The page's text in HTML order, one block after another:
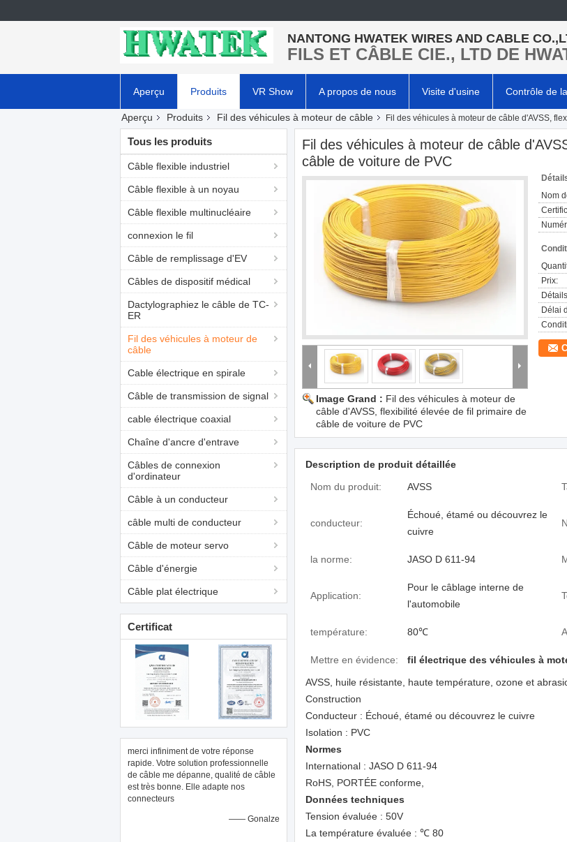
NANTONG HWATEK WIRES AND CABLE
FILS ET CÂBLE CIE., LTD DE
Aperçu Produits VR Show A propos de nous Visite d'usine Contrôle de
Aperçu Produits Fil des véhicules à moteur de câble Fil des véhicules à moteur de câble d'AVSS,
Tous les produits
Câble flexible industriel
Câble flexible à un noyau
Câble flexible multinucléaire
connexion le fil
Câble de remplissage d'EV
Câbles de dispositif médical
Dactylographiez le câble de TC-
ER
Fil des véhicules à moteur de
câble
Cable électrique en spirale
Câble de transmission de signal
cable électrique coaxial
Chaîne d'ancre d'entrave
Câbles de connexion
d'ordinateur
Câble à un conducteur
câble multi de conducteur
Câble de moteur servo
Câble d'énergie
Câble plat électrique
Certificat
merci infiniment de votre réponse
rapide. Votre solution professionnelle
de câble me dépanne, qualité de câble
est très bonne. Elle adapte nos
connecteurs
—— Gonalze
Fil des véhicules à moteur de câble
câble de voiture de PVC
Image Grand : Fil des véhicules à moteur de
câble d'AVSS, flexibilité élevée de fil primaire de
câble de voiture de PVC
Nom
Prix:
Délai
Description de produit détaillée
Nom du produit:
AVSS
conducteur:
Échoué, étamé ou découvrez le
cuivre
la norme: JASO D 611-94
Application:
Pour le câblage interne de
l'automobile
température: 80℃
Mettre en évidence: fil électrique des véhicules à
AVSS, huile résistante, haute température, ozone et
Construction
Conducteur : Échoué, étamé ou découvrez le cuivre
Isolation : PVC
Normes
International : JASO D 611-94
RoHS, PORTÉE conforme,
Données techniques
Tension évaluée : 50V
La température évaluée : ℃ 80